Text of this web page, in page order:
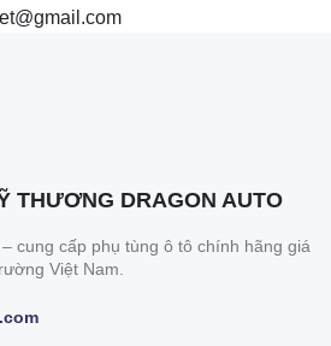
THƯƠNG DRAGON AUTO
cung cấp phụ tùng ô tô chính hãng giá
Việt Nam.